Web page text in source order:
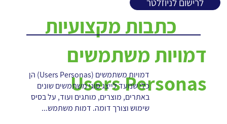
דמויות משתמשים
Users Personas
דמויות משתמשים (Users Personas) הן
כלי שנועד לייצג סוגי משתמשים שונים
באתרים, מוצרים, מותגים ועוד, על בסיס
שימוש וצורך דומה. דמות משתמש...
כתבות מקצועיות